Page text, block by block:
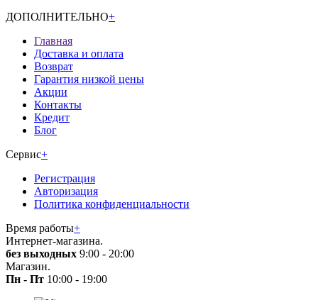
ДОПОЛНИТЕЛЬНО+
Главная
Доставка и оплата
Возврат
Гарантия низкой цены
Акции
Контакты
Кредит
Блог
Сервис+
Регистрация
Авторизация
Политика конфиденциальности
Время работы+
Интернет-магазина.
без выходных 9:00 - 20:00
Магазин.
Пн - Пт 10:00 - 19:00